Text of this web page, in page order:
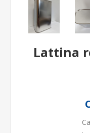
Lattina